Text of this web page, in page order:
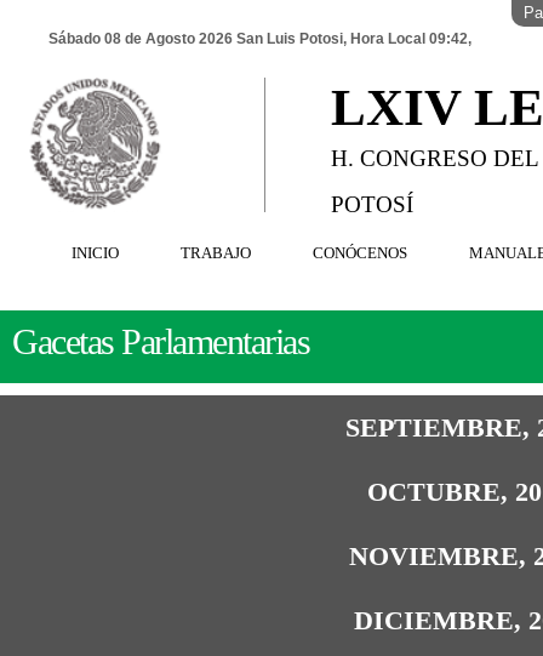
Sábado 08 de Agosto 2026 San Luis Potosi, Hora Local 09:42,
LXIV
H. CONGRESO
POTOSÍ
INICIO TRABAJO CONÓCENOS
Gacetas Parlamentarias
SEPTIEMBRE,
OCTUBRE,
NOVIEMBRE,
DICIEMBRE,